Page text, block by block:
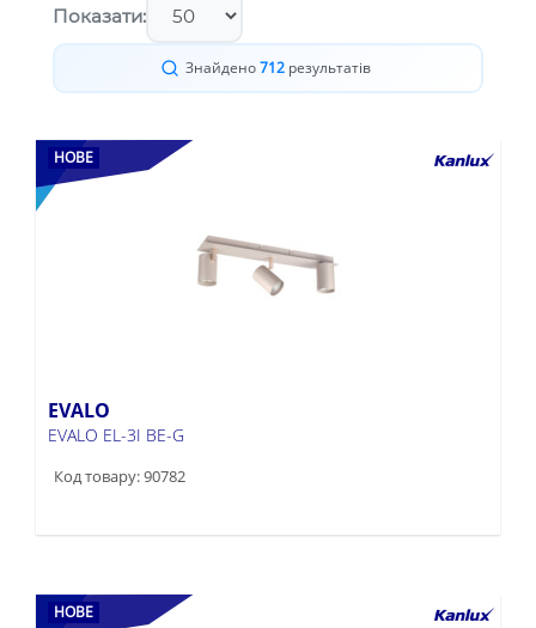
Показати:
Знайдено712результатів
НОВЕ
EVALO
EVALO EL-3I BE-G
Код товару: 90782
НОВЕ